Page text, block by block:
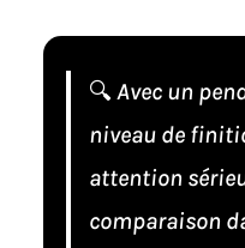
🔍 Avec un
niveau de
attention
comparaison